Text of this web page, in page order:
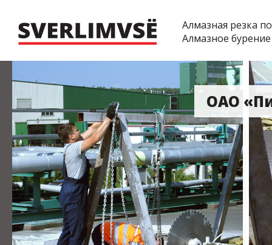
Алмазная резка
Алмазное
ОАО